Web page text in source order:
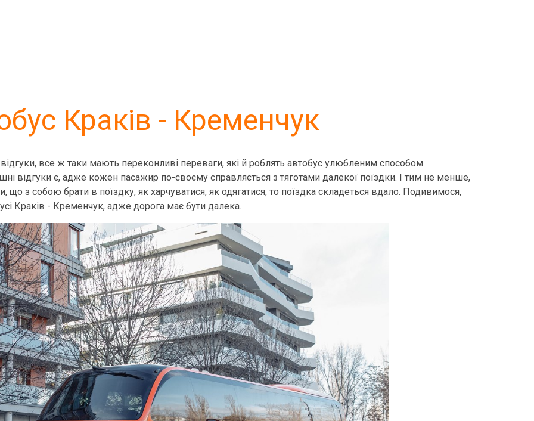
Краків - Кременчук
все ж таки мають переконливі переваги, які й роблять автобус улюбленим способом
відгуки є, адже кожен пасажир по-своєму справляється з тяготами далекої поїздки. І тим не менше,
що з собою брати в поїздку, як харчуватися, як одягатися, то поїздка складеться вдало. Подивимося,
Краків - Кременчук, адже дорога має бути далека.